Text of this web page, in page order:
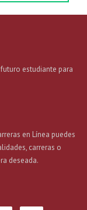
estudiante para
en Línea puedes
carreras o
deseada.